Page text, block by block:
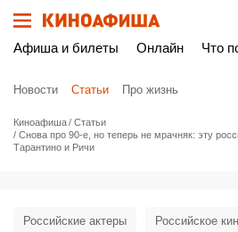
Афиша и билеты Онлайн Что
Новости Статьи Про жизнь
Киноафиша
Статьи
Снова про 90-е, но теперь не мрачняк: эту
Тарантино и Ричи
Российские актеры Российское